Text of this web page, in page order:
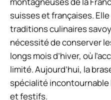
suisses et françaises.
traditions culinaires
nécessité de conserver
longs mois d’hiver, où
limité. Aujourd’hui, la
spécialité incontournable
et festifs.